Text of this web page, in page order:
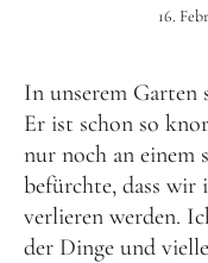
16.
In unserem Garten
Er ist schon so
nur noch an einem
befürchte, dass wir
verlieren werden.
der Dinge und